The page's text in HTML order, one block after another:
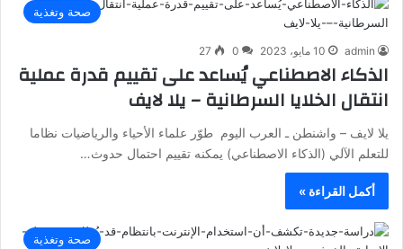
صحة وتغذية
admin 10 مايو، 2023 0
27
الذكاء الاصطناعي يُساعد على تقييم قدرة عملية
انتقال الخلايا السرطانية – يلا لايف
يلا لايف – واشنطن ـ العرب اليوم طوّر علماء الأحياء والرياضيات نظاما
للتعلم الآلي (الذكاء الاصطناعي) يمكنه تقييم احتمال حدوث…
أكمل القراءة »
صحة وتغذية